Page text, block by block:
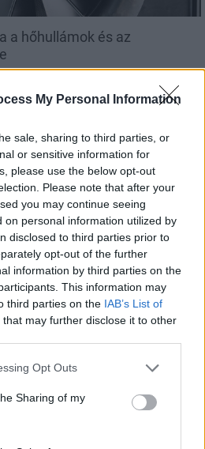
My Personal Information
sale, sharing to third parties, or
or sensitive information for
please use the below opt-out
Please note that after your
you may continue seeing
on personal information utilized by
disclosed to third parties prior to
opt-out of the further
information by third parties on the
This information may
third parties on the IAB’s List of
that may further disclose it to other
app uses one or more Google
behaviour. You may click to
and its third-party tags to
purposes in below Google
Opt Outs
Sharing of my
a hőhullámok és az